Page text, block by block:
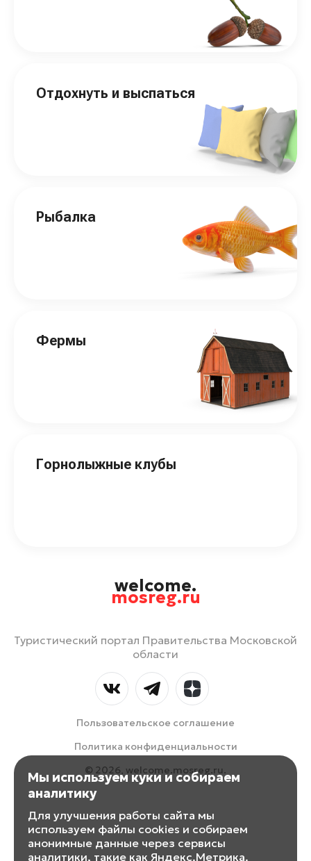
Отдохнуть и выспаться
Рыбалка
Фермы
Горнолыжные клубы
welcome.
mosreg.ru
Туристический портал Правительства Московской
области
Пользовательское соглашение
Политика конфиденциальности
© 2026, welcome.mosreg.ru.
Мы используем куки и собираем
аналитику
Для улучшения работы сайта мы
используем файлы cookies и собираем
анонимные данные через сервисы
аналитики, такие как Яндекс.Метрика.